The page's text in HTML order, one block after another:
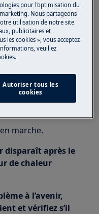
intégrée
s’il y a lieu
au moins 30
marche.
disparaît après le
de chaleur
à l’avenir,
et vérifiez s’il
pour l’optimisation du
Nous partageons
utilisation de notre site
publicitaires et
les cookies », vous acceptez
veuillez
Autoriser tous les
cookies